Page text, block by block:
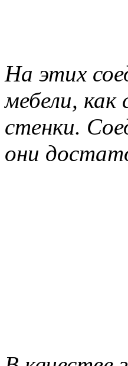
На этих
мебели, как
стенки.
они